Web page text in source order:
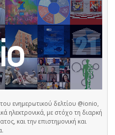
ενημερωτικού δελτίου @ionio,
ηλεκτρονικά, με στόχο τη διαρκή
και την επιστημονική και